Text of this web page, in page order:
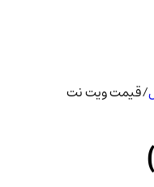
/قیمت ویت نت